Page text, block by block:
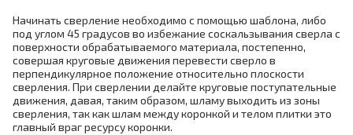
Начинать сверление необходимо с помощью шаблона, либо
под углом 45 градусов во избежание соскальзывания сверла с
поверхности обрабатываемого материала, постепенно,
совершая круговые движения перевести сверло в
перпендикулярное положение относительно плоскости
сверления. При сверлении делайте круговые поступательные
движения, давая, таким образом, шламу выходить из зоны
сверления, так как шлам между коронкой и телом плитки это
главный враг ресурсу коронки.